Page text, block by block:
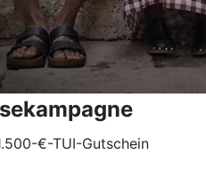
€-TUI-Gutschein